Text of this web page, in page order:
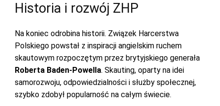
Historia i rozwój ZHP
Na koniec odrobina historii. Związek Harcerstwa
Polskiego powstał z inspiracji angielskim ruchem
skautowym rozpoczętym przez brytyjskiego generała
Roberta Baden-Powella. Skauting, oparty na idei
samorozwoju, odpowiedzialności i służby społecznej,
szybko zdobył popularność na całym świecie.